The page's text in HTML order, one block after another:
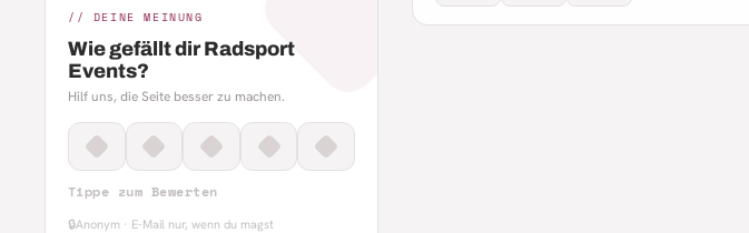
// DEINE MEINUNG
Wie gefällt dir Radsport
Events?
Hilf uns, die Seite besser zu machen.
Tippe zum Bewerten
🔒Anonym · E-Mail nur, wenn du magst